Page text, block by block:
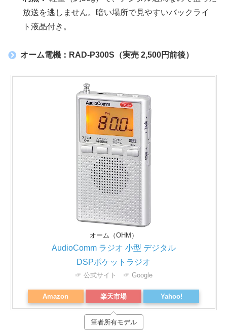
放送を逃しません。暗い場所で見やすいバックライ
ト液晶付き。
オーム電機：RAD-P300S（実売 2,500円前後）
オーム（OHM）
AudioComm ラジオ 小型 デジタル
DSPポケットラジオ
☞ 公式サイト ☞ Google
Amazon 楽天市場 Yahoo!
筆者所有モデル